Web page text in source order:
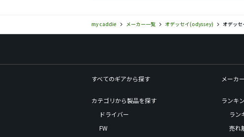
my caddie メーカー一覧 オデッセイ(odyssey) オデッ
すべてのギアから探す
カテゴリから製品を探す
ドライバー
FW
メーカ
ランキ
ラン
売れ